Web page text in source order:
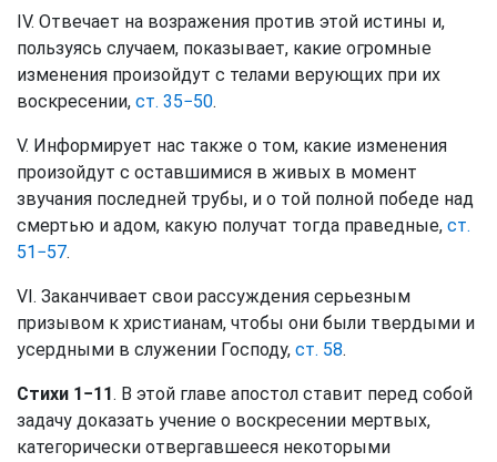
IV. Отвечает на возражения против этой истины и,
пользуясь случаем, показывает, какие огромные
изменения произойдут с телами верующих при их
воскресении, ст. 35−50.
V. Информирует нас также о том, какие изменения
произойдут с оставшимися в живых в момент
звучания последней трубы, и о той полной победе над
смертью и адом, какую получат тогда праведные, ст.
51−57.
VI. Заканчивает свои рассуждения серьезным
призывом к христианам, чтобы они были твердыми и
усердными в служении Господу, ст. 58.
Стихи 1−11. В этой главе апостол ставит перед собой
задачу доказать учение о воскресении мертвых,
категорически отвергавшееся некоторыми